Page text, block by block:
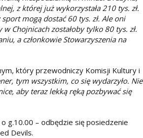
z której już wykorzystała 210 tys. zł.
mogą dostać 60 tys. zł. Ale oni
Chojnicach zostałoby tylko 80 tys. zł.
a członkowie Stowarzyszenia na
który przewodniczy Komisji Kultury i
tym wszystkim, co się wydarzyło. Nie
aby teraz lekką ręką pozbywać się
g.10.00 – odbędzie się posiedzenie
Devils.